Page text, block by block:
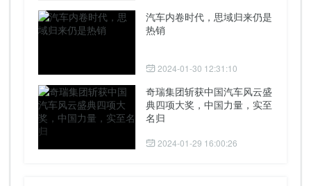
汽车内卷时代，思域归来仍是
热销
2024-01-30 12:31:10
奇瑞集团斩获中国汽车风云盛
典四项大奖，中国力量，实至
名归
2024-01-29 16:00:26